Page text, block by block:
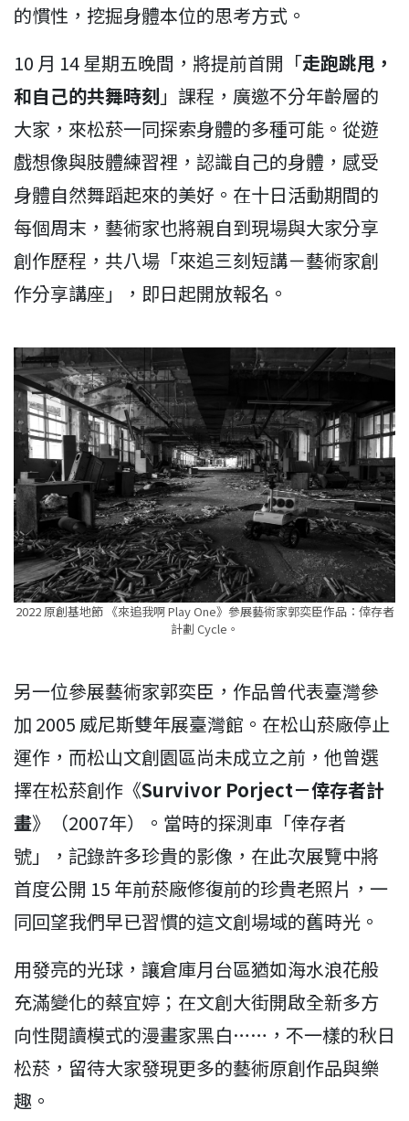
的慣性，挖掘身體本位的思考方式。
10 月 14 星期五晚間，將提前首開「走跑跳甩，
和自己的共舞時刻 」課程，廣邀不分年齡層的
大家，來松菸一同探索身體的多種可能。從遊
戲想像與肢體練習裡，認識自己的身體，感受
身體自然舞蹈起來的美好。在十日活動期間的
每個周末，藝術家也將親自到現場與大家分享
創作歷程，共八場「來追三刻短講－藝術家創
作分享講座」，即日起開放報名。
2022 原創基地節 《來追我啊 Play One》參展藝術家郭奕臣作品：倖存者
計劃 Cycle。
另一位參展藝術家郭奕臣，作品曾代表臺灣參
加 2005 威尼斯雙年展臺灣館。在松山菸廠停止
運作，而松山文創園區尚未成立之前，他曾選
擇在松菸創作《Survivor Porject－倖存者計
畫》（2007年）。當時的探測車「倖存者
號」，記錄許多珍貴的影像，在此次展覽中將
首度公開 15 年前菸廠修復前的珍貴老照片，一
同回望我們早已習慣的這文創場域的舊時光。
用發亮的光球，讓倉庫月台區猶如海水浪花般
充滿變化的蔡宜婷；在文創大街開啟全新多方
向性閱讀模式的漫畫家黑白……，不一樣的秋日
松菸，留待大家發現更多的藝術原創作品與樂
趣。